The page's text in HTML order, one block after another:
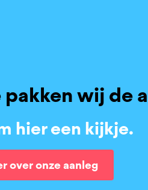
pakken wij de
hier een kijkje.
over onze aanleg